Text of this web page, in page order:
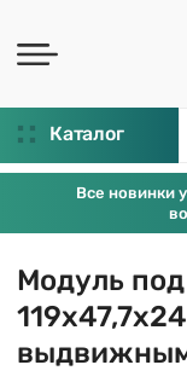
Каталог
Все новинки
Модуль